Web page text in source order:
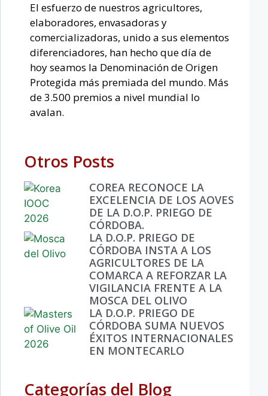
El esfuerzo de nuestros agricultores,
elaboradores, envasadoras y
comercializadoras, unido a sus elementos
diferenciadores, han hecho que día de
hoy seamos la Denominación de Origen
Protegida más premiada del mundo. Más
de 3.500 premios a nivel mundial lo
avalan.
Otros Posts
COREA RECONOCE LA
EXCELENCIA DE LOS AOVES
DE LA D.O.P. PRIEGO DE
CÓRDOBA.
LA D.O.P. PRIEGO DE
CÓRDOBA INSTA A LOS
AGRICULTORES DE LA
COMARCA A REFORZAR LA
VIGILANCIA FRENTE A LA
MOSCA DEL OLIVO
LA D.O.P. PRIEGO DE
CÓRDOBA SUMA NUEVOS
ÉXITOS INTERNACIONALES
EN MONTECARLO
Categorías del Blog